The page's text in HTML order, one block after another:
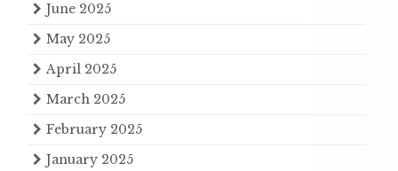
June 2025
May 2025
April 2025
March 2025
February 2025
January 2025